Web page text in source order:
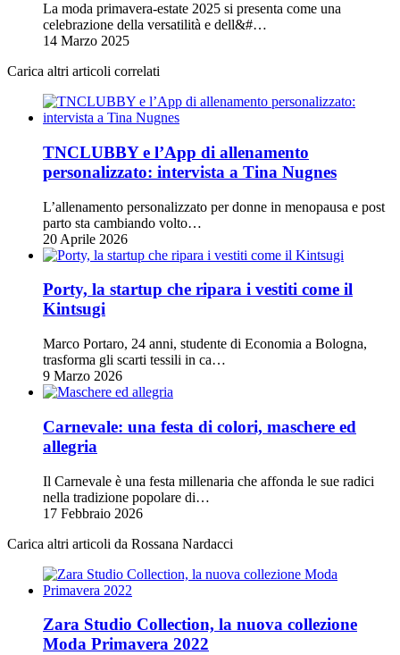
La moda primavera-estate 2025 si presenta come una
celebrazione della versatilità e dell&#…
14 Marzo 2025
Carica altri articoli correlati
TNCLUBBY e l’App di allenamento
personalizzato: intervista a Tina Nugnes
L’allenamento personalizzato per donne in menopausa e post
parto sta cambiando volto…
20 Aprile 2026
Porty, la startup che ripara i vestiti come il
Kintsugi
Marco Portaro, 24 anni, studente di Economia a Bologna,
trasforma gli scarti tessili in ca…
9 Marzo 2026
Carnevale: una festa di colori, maschere ed
allegria
Il Carnevale è una festa millenaria che affonda le sue radici
nella tradizione popolare di…
17 Febbraio 2026
Carica altri articoli da Rossana Nardacci
Zara Studio Collection, la nuova collezione
Moda Primavera 2022